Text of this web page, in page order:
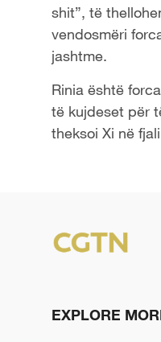
shit”, të
vendosmëri
jashtme.
Rinia është
të kujdeset për
theksoi Xi në
EXPLORE